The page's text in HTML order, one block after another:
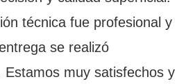
técnica fue profesional y
se realizó
Estamos muy satisfechos y